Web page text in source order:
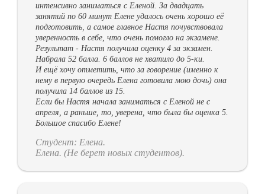
интенсивно заниматься с Еленой. За двадцать
занятий по 60 минут Елене удалось очень хорошо её
подготовить, а самое главное Настя почувствовала
уверенность в себе, что очень помогло на экзамене.
Результат - Настя получила оценку 4 за экзамен.
Набрала 52 балла. 6 баллов не хватило до 5-ки.
И ещё хочу отметить, что за говорение (именно к
нему в первую очередь Елена готовила мою дочь) она
получила 14 баллов из 15.
Если бы Настя начала заниматься с Еленой не с
апреля, а раньше, то, уверена, что была бы оценка 5.
Большое спасибо Елене!
Студент: Елена.
Елена. (Не берет новых студентов).